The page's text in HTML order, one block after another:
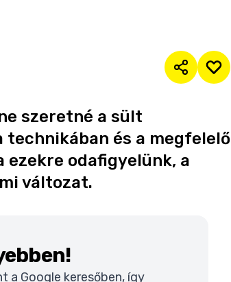
szeretné a sült
és a megfelelő
odafigyelünk, a
változat.
Google keresőben, így